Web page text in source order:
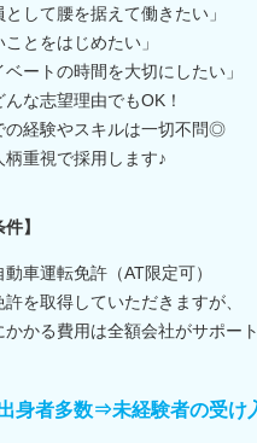
として腰を据えて働きたい」
ことをはじめたい」
ベートの時間を大切にしたい」
んな志望理由でもOK！
の経験やスキルは一切不問◎
柄重視で採用します♪
】
車運転免許（AT限定可）
を取得していただきますが、
かかる費用は全額会社がサポー
身者多数⇒未経験者の受け